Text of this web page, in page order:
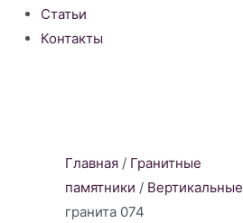
Статьи
Контакты
Главная / Гранитные
памятники / Вертикальные
гранита 074